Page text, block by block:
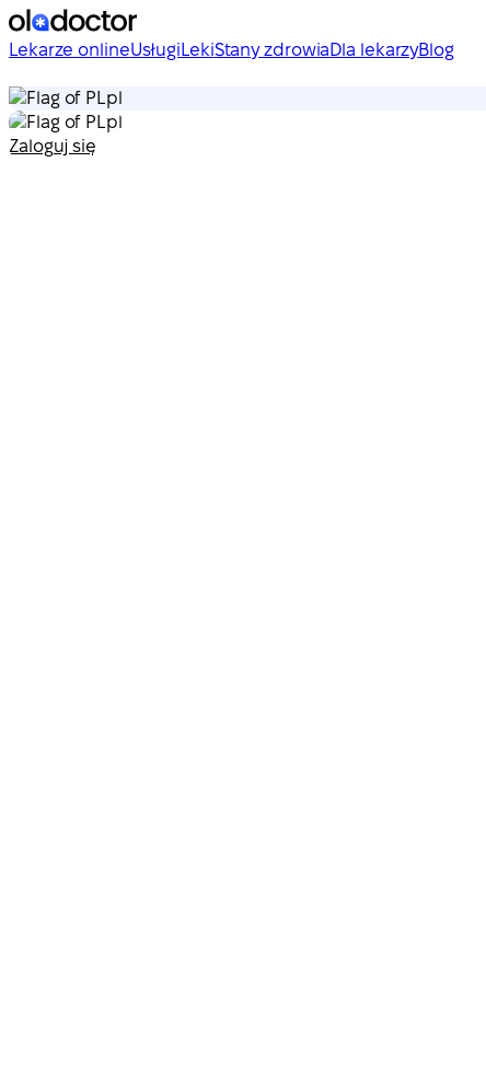
Lekarze onlineUsługi LekiStany zdrowiaDla lekarzyBlog
pl
pl
Zaloguj się